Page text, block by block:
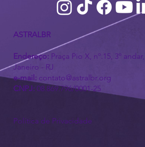
ASTRALBR
Endereço: Praça Pio X, nº.15, 3º
Janeiro - RJ
e-mail: contato@astralbr.org
CNPJ:08.869.796/0001-25
Política de Privacidade